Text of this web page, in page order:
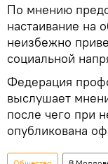
По мнению
настаивание на
неизбежно
социальной
Федерация
выслушает
после чего при
опубликована